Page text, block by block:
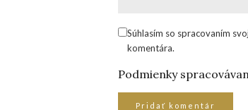
Súhlasím so spracovaním
komentára.
Podmienky